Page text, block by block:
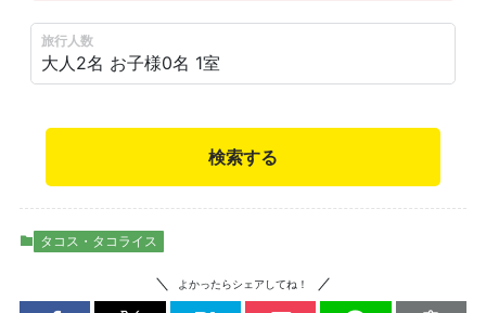
旅行人数
大人2名 お子様0名 1室
検索する
タコス・タコライス
よかったらシェアしてね！